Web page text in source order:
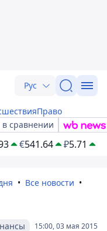
Рус
Право
в сравнении
€541.64 ₽5.71
Все новости
15:00, 03 мая 2015